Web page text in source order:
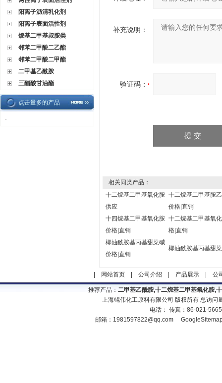
阳离子沥清乳化剂
阳离子表面活性剂
烷基二甲基叔胺类
邻苯二甲酸二乙酯
邻苯二甲酸二甲酯
二甲基乙酰胺
三醋酸甘油酯
点击量多的产品
·
补充说明：
验证码：
相关同类产品：
十二烷基二甲基氧化胺
供应
十二烷基二甲基胺
价格|直销
十四烷基二甲基氧化胺
价格|直销
十二烷基二甲基氧
格|直销
椰油酰胺基丙基甜菜碱
价格|直销
椰油酰胺基丙基甜
网站首页| 公司介绍 产品展示| 公
推荐产品： 二甲基乙酰胺,十二烷基二甲基氧化胺,
上海鲲伟化工原料有限公司 版权所有 总访问
电话： 传真：86-021-
邮箱： 1981597822@qq.com